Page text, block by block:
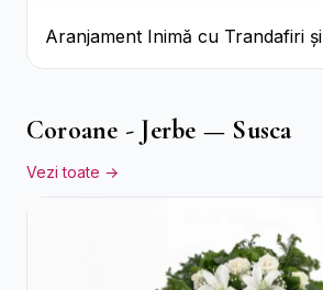
Aranjament Inimă cu Trandafiri și
Praline Ferrero
Coroane - Jerbe — Susca
Vezi toate →